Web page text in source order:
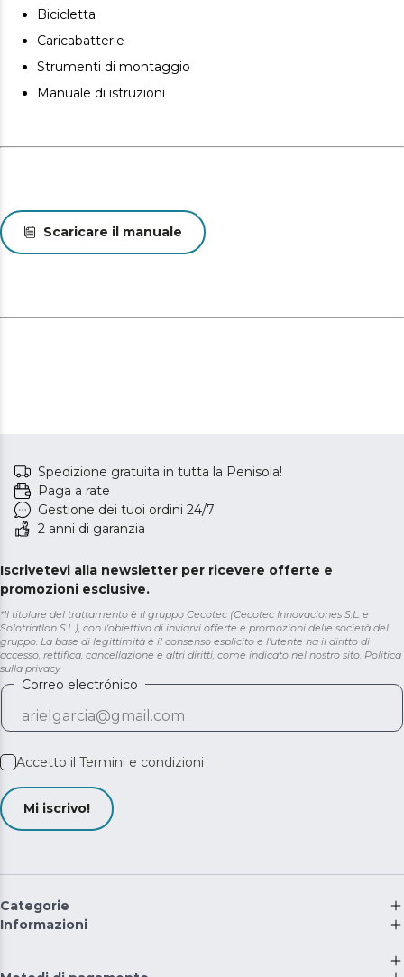
Avventura senza limiti: affronta qualsiasi ostacolo con la
progettata per assorbire ogni impatto e regalarti
un'esperienza di guida senza pari.
Bicicletta
Caricabatterie
Strumenti di montaggio
Manuale di istruzioni
Scaricare il manuale
Spedizione gratuita in tutta la Penisola!
Paga a rate
Gestione dei tuoi ordini 24/7
2 anni di garanzia
Iscrivetevi alla newsletter per ricevere offerte e
promozioni esclusive.
*Il titolare del trattamento è il gruppo Cecotec (Cecotec Innovaciones S.L. e
Solotriatlon S.L.), con l'obiettivo di inviarvi offerte e promozioni delle società del
gruppo. La base di legittimità è il consenso esplicito e l'utente ha il diritto di
accesso, rettifica, cancellazione e altri diritti, come indicato nel nostro sito. Politica
sulla privacy
Correo electrónico
Accetto il Termini e condizioni
Mi iscrivo!
Categorie
Informazioni